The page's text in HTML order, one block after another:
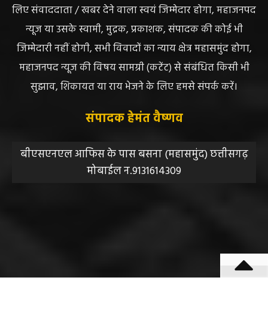
लिए संवाददाता / खबर देने वाला स्वयं जिम्मेदार होगा, महाजनपद
न्यूज या उसके स्वामी, मुद्रक, प्रकाशक, संपादक की कोई भी
जिम्मेदारी नहीं होगी, सभी विवादों का न्याय क्षेत्र महासमुंद होगा,
महाजनपद न्यूज की विषय सामग्री (कटेंट) से संबंधित किसी भी
सुझाव, शिकायत या राय भेजने के लिए हमसे संपर्क करें।
संपादक हेमंत वैष्णव
बीएसएनएल आफिस के पास बसना (महासमुंद) छत्तीसगढ़
मोबाईल न.9131614309